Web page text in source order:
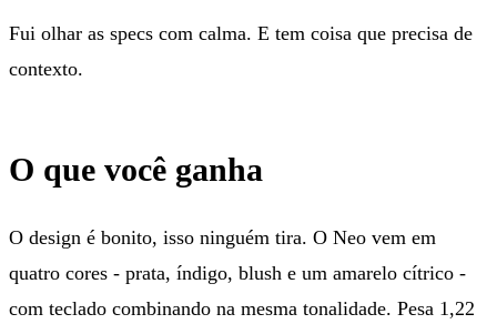
Fui olhar as specs com calma. E tem coisa que precisa de
contexto.
O que você ganha
O design é bonito, isso ninguém tira. O Neo vem em
quatro cores - prata, índigo, blush e um amarelo cítrico -
com teclado combinando na mesma tonalidade. Pesa 1,22